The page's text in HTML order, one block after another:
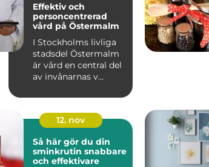
Effektiv och
personcentrerad
vård på Östermalm
I Stockholms livliga
stadsdel Östermalm
är vård en central del
av invånarnas v...
12. nov
Så här gör du din
sminkrutin snabbare
och effektivare